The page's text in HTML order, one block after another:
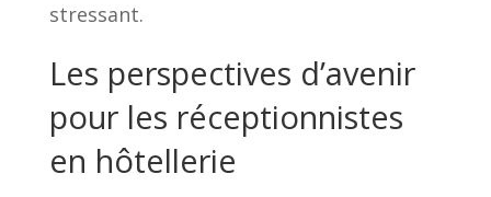
stressant.
Les perspectives d’avenir
pour les réceptionnistes
en hôtellerie